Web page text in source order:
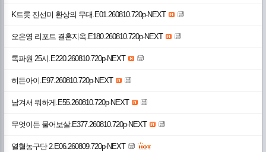
K트롯 진선미 환상의 무대.E01.260810.720p-NEXT
오은영 리포트 결혼지옥.E180.260810.720p-NEXT
톡파원 25시.E220.260810.720p-NEXT
히든아이.E97.260810.720p-NEXT
남겨서 뭐하게.E55.260810.720p-NEXT
무엇이든 물어보살.E377.260810.720p-NEXT
열혈농구단 2.E06.260809.720p-NEXT